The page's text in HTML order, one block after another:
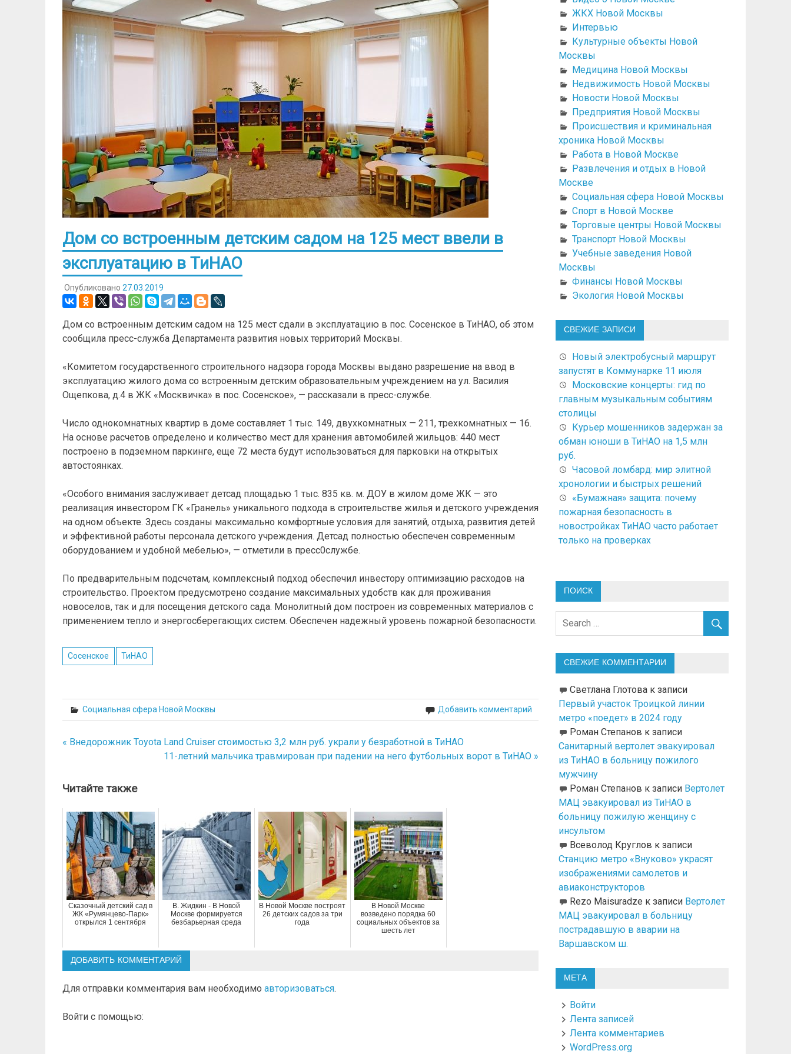
Дом со встроенным детским садом на 125 мест ввели в
эксплуатацию в ТиНАО
Опубликовано 27.03.2019
Дом со встроенным детским садом на 125 мест сдали в эксплуатацию в пос. Сосенское в ТиНАО, об этом
сообщила пресс-служба Департамента развития новых территорий Москвы.
«Комитетом государственного строительного надзора города Москвы выдано разрешение на ввод в
эксплуатацию жилого дома со встроенным детским образовательным учреждением на ул. Василия
Ощепкова, д.4 в ЖК «Москвичка» в пос. Сосенское», — рассказали в пресс-службе.
Число однокомнатных квартир в доме составляет 1 тыс. 149, двухкомнатных — 211, трехкомнатных — 16.
На основе расчетов определено и количество мест для хранения автомобилей жильцов: 440 мест
построено в подземном паркинге, еще 72 места будут использоваться для парковки на открытых
автостоянках.
«Особого внимания заслуживает детсад площадью 1 тыс. 835 кв. м. ДОУ в жилом доме ЖК — это
реализация инвестором ГК «Гранель» уникального подхода в строительстве жилья и детского учреждения
на одном объекте. Здесь созданы максимально комфортные условия для занятий, отдыха, развития детей
и эффективной работы персонала детского учреждения. Детсад полностью обеспечен современным
оборудованием и удобной мебелью», — отметили в пресс0службе.
По предварительным подсчетам, комплексный подход обеспечил инвестору оптимизацию расходов на
строительство. Проектом предусмотрено создание максимальных удобств как для проживания
новоселов, так и для посещения детского сада. Монолитный дом построен из современных материалов с
применением тепло и энергосберегающих систем. Обеспечен надежный уровень пожарной безопасности.
Сосенское ТиНАО
Социальная сфера Новой Москвы Добавить комментарий
Навигация
записям
« Внедорожник Toyota Land Cruiser стоимостью 3,2 млн руб. украли у безработной в ТиНАО
11-летний мальчика травмирован при падении на него футбольных ворот в ТиНАО »
Читайте также
Сказочный детский сад в
ЖК «Румянцево-Парк»
открылся 1 сентября
В. Жидкин - В Новой
Москве формируется
безбарьерная среда
В Новой Москве построят
26 детских садов за три
года
В Новой Москве
возведено порядка 60
социальных объектов за
шесть лет
ДОБАВИТЬ КОММЕНТАРИЙ
Для отправки комментария вам необходимо авторизоваться.
Войти с помощью:
ЖКХ Новой Москвы
Интервью
Культурные объекты Новой
Москвы
Медицина Новой Москвы
Недвижимость Новой Москвы
Новости Новой Москвы
Предприятия Новой Москвы
Происшествия и криминальная
хроника Новой Москвы
Работа в Новой Москве
Развлечения и отдых в Новой
Москве
Социальная сфера Новой Москвы
Спорт в Новой Москве
Торговые центры Новой Москвы
Транспорт Новой Москвы
Учебные заведения Новой
Москвы
Финансы Новой Москвы
Экология Новой Москвы
СВЕЖИЕ ЗАПИСИ
Новый электробусный маршрут
запустят в Коммунарке 11 июля
Московские концерты: гид по
главным музыкальным событиям
столицы
Курьер мошенников задержан за
обман юноши в ТиНАО на 1,5 млн
руб.
Часовой ломбард: мир элитной
хронологии и быстрых решений
«Бумажная» защита: почему
пожарная безопасность в
новостройках ТиНАО часто работает
только на проверках
ПОИСК
СВЕЖИЕ КОММЕНТАРИИ
Светлана Глотовак записи
Первый участок Троицкой линии
метро «поедет» в 2024 году
Роман Степанов к записи
Санитарный вертолет эвакуировал
из ТиНАО в больницу пожилого
мужчину
Роман Степанов к записи Вертолет
МАЦ эвакуировал из ТиНАО в
больницу пожилую женщину с
инсультом
Всеволод Круглов к записи
Станцию метро «Внуково» украсят
изображениями самолетов и
авиаконструкторов
Rezo Maisuradze к записи Вертолет
МАЦ эвакуировал в больницу
пострадавшую в аварии на
Варшавском ш.
МЕТА
Войти
Лента записей
Лента комментариев
WordPress.org